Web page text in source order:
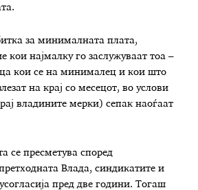
за минималната плата,
кои најмалку го заслужуваат тоа –
кои се на минималец и кои што
на крај со месецот, во услови
владините мерки) сепак наоѓаат
се пресметува според
Влада, синдикатите и
пред две години. Тогаш